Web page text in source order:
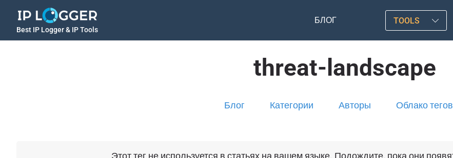
Best IP Logger & IP Tools
БЛОГ TOOLS
threat-landscape
Блог Категории Авторы Облако тегов